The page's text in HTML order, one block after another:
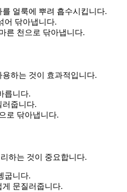
얼룩에 뿌려 흡수시킵니다.
어 닦아냅니다.
른 천으로 닦아냅니다.
하는 것이 효과적입니다.
릅니다.
러줍니다.
로 닦아냅니다.
하는 것이 중요합니다.
굽니다.
문질러줍니다.